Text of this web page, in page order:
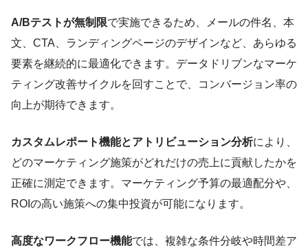
A/Bテストが無制限で実施できるため、メールの件名、本
文、CTA、ランディングページのデザインなど、あらゆる
要素を継続的に最適化できます。データドリブンなマーケ
ティング改善サイクルを回すことで、コンバージョン率の
向上が期待できます。
カスタムレポート機能とアトリビューション分析により、
どのマーケティング施策がどれだけの売上に貢献したかを
正確に測定できます。マーケティング予算の最適配分や、
ROIの高い施策への集中投資が可能になります。
高度なワークフロー機能では、複雑な条件分岐や時間差ア